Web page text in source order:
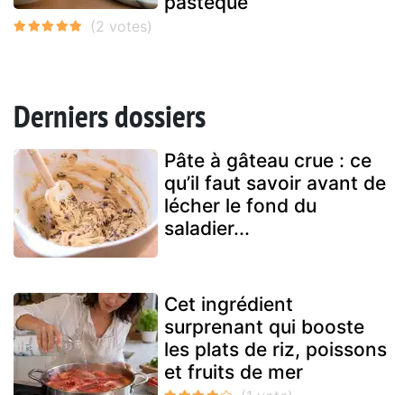
Derniers dossiers
Pâte à gâteau crue : ce
qu’il faut savoir avant de
lécher le fond du
saladier...
Cet ingrédient
surprenant qui booste
les plats de riz, poissons
et fruits de mer